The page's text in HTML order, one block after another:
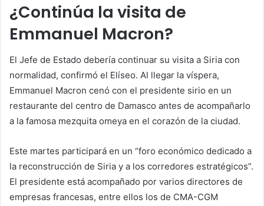
¿Continúa la visita de
Emmanuel Macron?
El Jefe de Estado debería continuar su visita a Siria con
normalidad, confirmó el Elíseo. Al llegar la víspera,
Emmanuel Macron cenó con el presidente sirio en un
restaurante del centro de Damasco antes de acompañarlo
a la famosa mezquita omeya en el corazón de la ciudad.
Este martes participará en un “foro económico dedicado a
la reconstrucción de Siria y a los corredores estratégicos”.
El presidente está acompañado por varios directores de
empresas francesas, entre ellos los de CMA-CGM